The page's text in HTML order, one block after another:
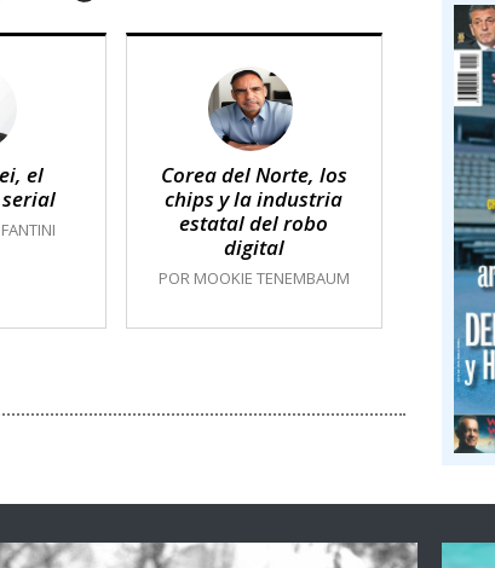
el
Corea del Norte, los
chips y la industria
estatal del robo
digital
POR MOOKIE TENEMBAUM